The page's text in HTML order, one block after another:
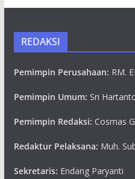
REDAKSI
Pemimpin Perusahaan: RM.
Pemimpin Umum: Sri
Pemimpin Redaksi: Cosmas
Redaktur Pelaksana: Muh.
Sekretaris: Endang Paryanti